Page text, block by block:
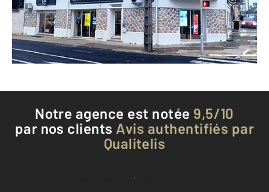
Envoyer un message
Téléphoner à l'agence
Notre agence est notée 9,5/10
par nos clients Avis authentifiés par
Qualitelis
Voir tous les avis clients